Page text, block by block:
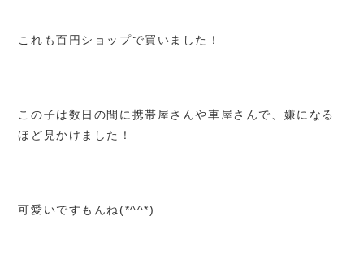
これも百円ショップで買いました！
この子は数日の間に携帯屋さんや車屋さんで、嫌になる
ほど見かけました！
可愛いですもんね(*^^*)